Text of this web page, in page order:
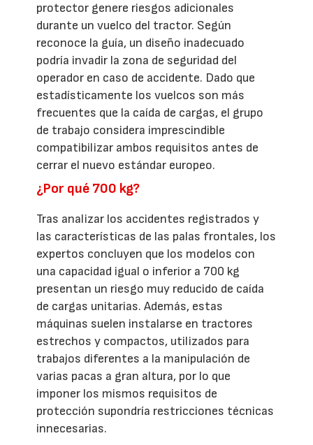
protector genere riesgos adicionales
durante un vuelco del tractor. Según
reconoce la guía, un diseño inadecuado
podría invadir la zona de seguridad del
operador en caso de accidente. Dado que
estadísticamente los vuelcos son más
frecuentes que la caída de cargas, el grupo
de trabajo considera imprescindible
compatibilizar ambos requisitos antes de
cerrar el nuevo estándar europeo.
¿Por qué 700 kg?
Tras analizar los accidentes registrados y
las características de las palas frontales, los
expertos concluyen que los modelos con
una capacidad igual o inferior a 700 kg
presentan un riesgo muy reducido de caída
de cargas unitarias. Además, estas
máquinas suelen instalarse en tractores
estrechos y compactos, utilizados para
trabajos diferentes a la manipulación de
varias pacas a gran altura, por lo que
imponer los mismos requisitos de
protección supondría restricciones técnicas
innecesarias.